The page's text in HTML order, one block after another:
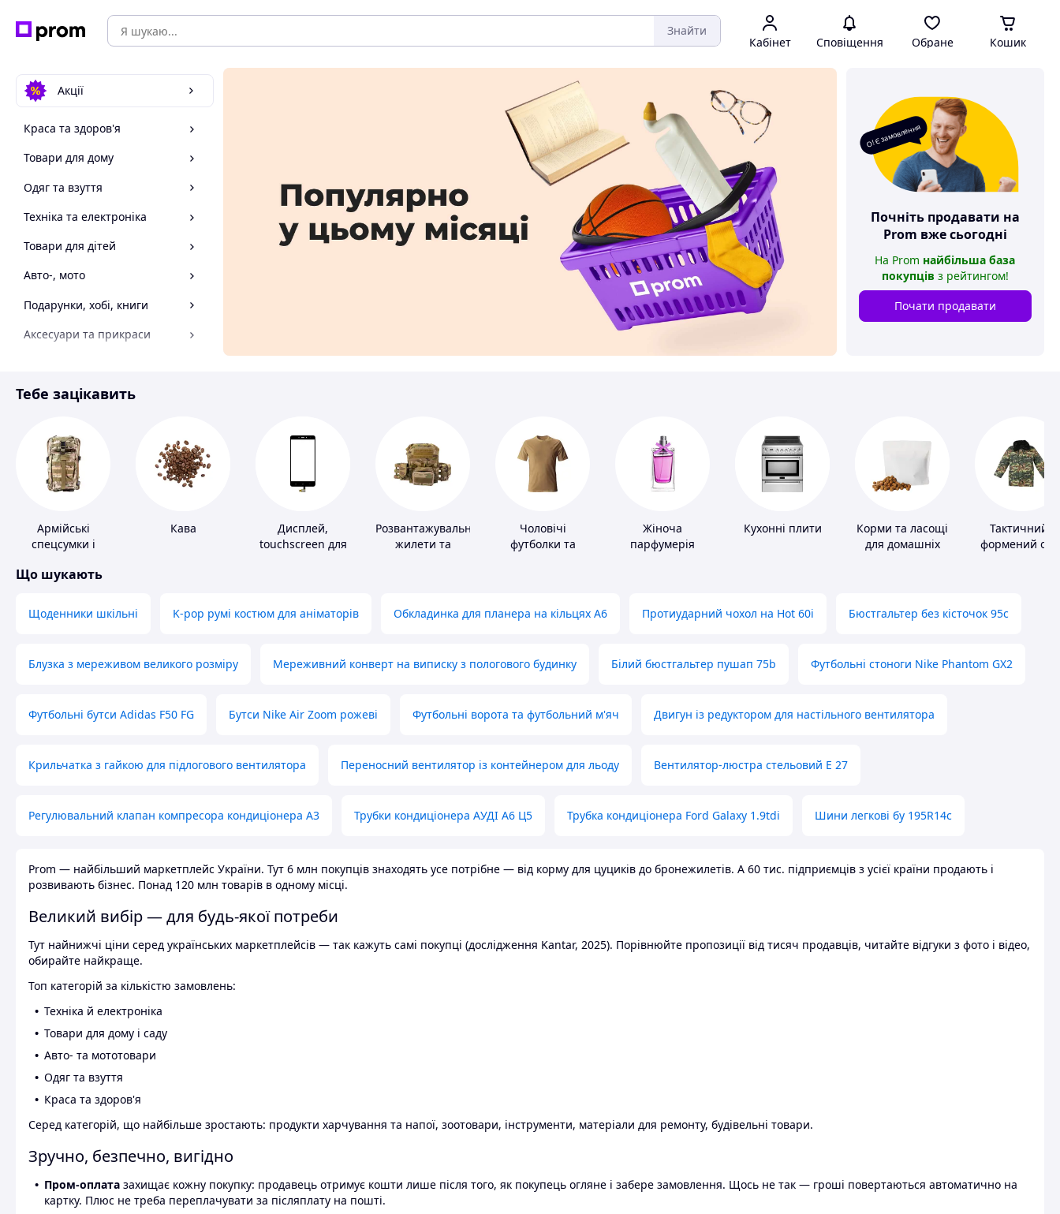
Знайти
Кабінет Сповіщення Обране Кошик
Акції
Краса та здоров'я
Товари для дому
Одяг та взуття
Техніка та електроніка
Товари для дітей
Авто-, мото
Подарунки, хобі, книги
Аксесуари та прикраси
Спорт і відпочинок
О! Є замовлення
Почніть продавати на
Prom вже сьогодні
На Prom найбільша база
покупців з рейтингом!
Почати продавати
Тебе зацікавить
Армійські
спецсумки і
Кава
Дисплей,
touchscreen для
Розвантажувальні
жилети та
Чоловічі
футболки та
Жіноча
парфумерія
Кухонні плити
Корми та ласощі
для домашніх
Тактичний і
формений
Що шукають
Щоденники шкільні K-pop румі костюм для аніматорів Обкладинка для планера на кільцях А6 Протиударний чохол на Hot 60i Бюстгальтер без кісточок 95с
Блузка з мереживом великого розміру Мереживний конверт на виписку з пологового будинку Білий бюстгальтер пушап 75b Футбольні стоноги Nike Phantom GX2
Футбольні бутси Adidas F50 FG Бутси Nike Air Zoom рожеві Футбольні ворота та футбольний м'яч Двигун із редуктором для настільного вентилятора
Крильчатка з гайкою для підлогового вентилятора Переносний вентилятор із контейнером для льоду Вентилятор-люстра стельовий E 27
Регулювальний клапан компресора кондиціонера А3 Трубки кондиціонера АУДІ А6 Ц5 Трубка кондиціонера Ford Galaxy 1.9tdi Шини легкові бу 195R14c
Prom — найбільший маркетплейс України. Тут 6 млн покупців знаходять усе потрібне — від корму для цуциків до бронежилетів. А 60 тис. підприємців з усієї країни продають і
розвивають бізнес. Понад 120 млн товарів в одному місці.
Великий вибір — для будь-якої потреби
Тут найнижчі ціни серед українських маркетплейсів — так кажуть самі покупці (дослідження Kantar, 2025). Порівнюйте пропозиції від тисяч продавців, читайте відгуки з фото і відео,
обирайте найкраще.
Топ категорій за кількістю замовлень:
Техніка й електроніка
Товари для дому і саду
Авто- та мототовари
Одяг та взуття
Краса та здоров'я
Серед категорій, що найбільше зростають: продукти харчування та напої, зоотовари, інструменти, матеріали для ремонту, будівельні товари.
Зручно, безпечно, вигідно
Пром-оплата захищає кожну покупку: продавець отримує кошти лише після того, як покупець огляне і забере замовлення. Щось не так — гроші повертаються автоматично на
картку. Плюс не треба переплачувати за післяплату на пошті.